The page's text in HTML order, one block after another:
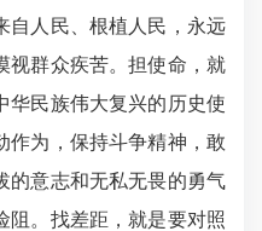
自人民、根植人民，永远
视群众疾苦。担使命，就
华民族伟大复兴的历史使
作为，保持斗争精神，敢
的意志和无私无畏的勇气
阻。找差距，就是要对照